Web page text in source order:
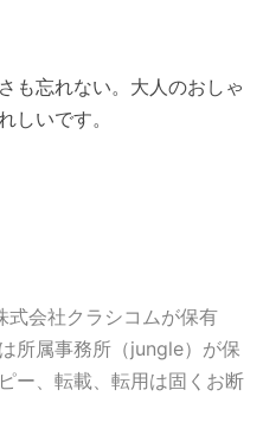
も忘れない。大人のおしゃ
しいです。
式会社クラシコムが保有
所属事務所（jungle）が保
ー、転載、転用は固くお断